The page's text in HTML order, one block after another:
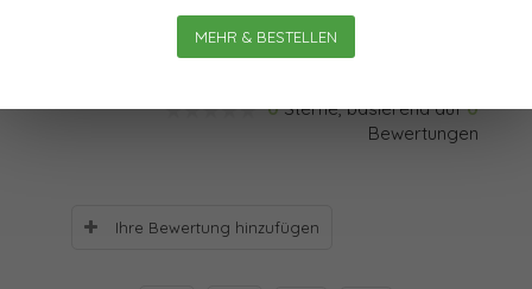
MEHR & BESTELLEN
0Sterne, basierend auf0
Bewertungen
Ihre Bewertung hinzufügen